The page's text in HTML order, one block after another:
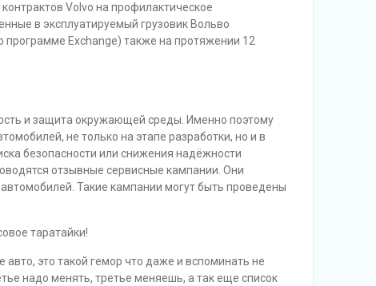
Volvo на профилактическое
в эксплуатируемый грузовик Вольво
программе Exchange) также на протяжении 12
и защита окружающей среды. Именно поэтому
не только на этапе разработки, но и в
безопасности или снижения надёжности
отзывные сервисные кампании. Они
Такие кампании могут быть проведены
таратайки!
это такой гемор что даже и вспоминать не
надо менять, третье меняешь, а так еще список